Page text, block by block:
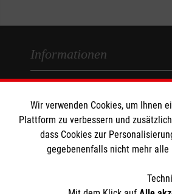
Informationen
Datenschutz
Kontakt
Wir verwenden Cookies, um Ihnen
Plattform zu verbessern und
dass Cookies zur
gegebenenfalls nicht mehr alle